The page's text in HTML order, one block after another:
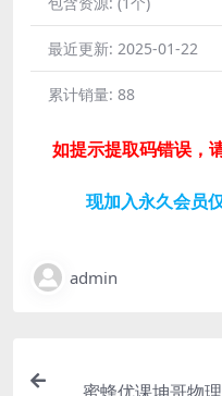
最近更新: 2025-01-22
累计销量: 88
如提示提取码错误，
现加入永久会员
admin